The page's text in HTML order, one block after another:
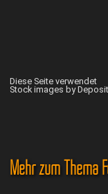
Diese Seite verwendet
Stock images by
Mehr zum Thema